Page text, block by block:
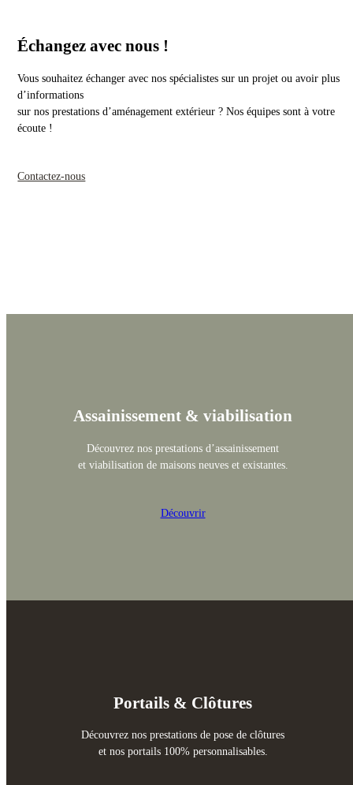
Échangez avec nous !
Vous souhaitez échanger avec nos spécialistes sur un projet ou avoir plus
d’informations
sur nos prestations d’aménagement extérieur ? Nos équipes sont à votre
écoute !
Contactez-nous
Assainissement & viabilisation
Découvrez nos prestations d’assainissement
et viabilisation de maisons neuves et existantes.
Découvrir
Portails & Clôtures
Découvrez nos prestations de pose de clôtures
et nos portails 100% personnalisables.